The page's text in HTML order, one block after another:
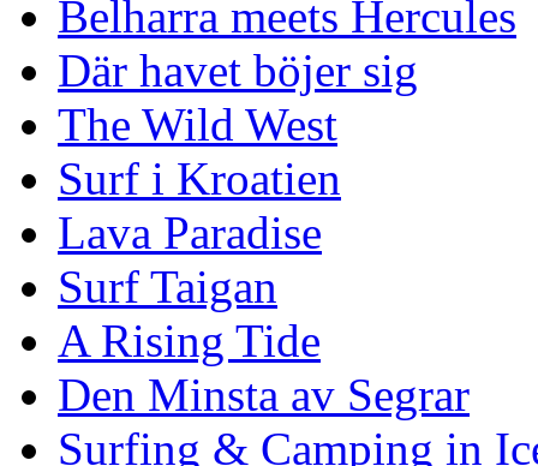
Belharra meets Hercules
Där havet böjer sig
The Wild West
Surf i Kroatien
Lava Paradise
Surf Taigan
A Rising Tide
Den Minsta av Segrar
Surfing & Camping in